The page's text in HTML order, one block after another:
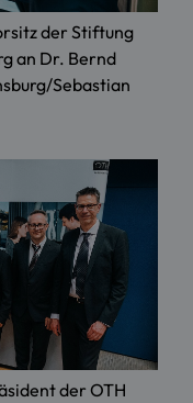
der Stiftung
an Dr. Bernd
Sebastian
der OTH